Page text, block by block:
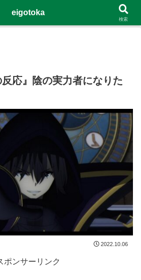
反応』陰の実力者になりた
2022.10.06
ポンサーリンク
eigotoka
検索